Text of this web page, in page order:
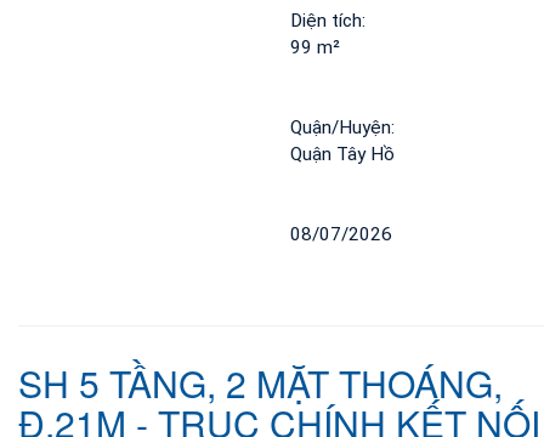
Diện tích:
99 m²
Quận/Huyện:
Quận Tây Hồ
08/07/2026
SH 5 TẦNG, 2 MẶT THOÁNG,
Đ.21M - TRỤC CHÍNH KẾT NỐI